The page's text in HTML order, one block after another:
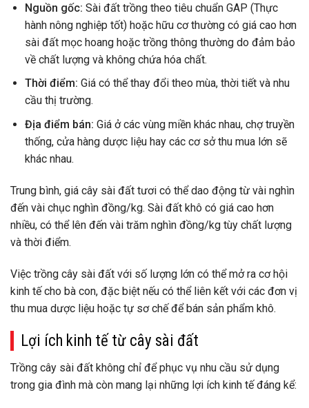
Nguồn gốc: Sài đất trồng theo tiêu chuẩn GAP (Thực
hành nông nghiệp tốt) hoặc hữu cơ thường có giá cao hơn
sài đất mọc hoang hoặc trồng thông thường do đảm bảo
về chất lượng và không chứa hóa chất.
Thời điểm: Giá có thể thay đổi theo mùa, thời tiết và nhu
cầu thị trường.
Địa điểm bán: Giá ở các vùng miền khác nhau, chợ truyền
thống, cửa hàng dược liệu hay các cơ sở thu mua lớn sẽ
khác nhau.
Trung bình, giá cây sài đất tươi có thể dao động từ vài nghìn
đến vài chục nghìn đồng/kg. Sài đất khô có giá cao hơn
nhiều, có thể lên đến vài trăm nghìn đồng/kg tùy chất lượng
và thời điểm.
Việc trồng cây sài đất với số lượng lớn có thể mở ra cơ hội
kinh tế cho bà con, đặc biệt nếu có thể liên kết với các đơn vị
thu mua dược liệu hoặc tự sơ chế để bán sản phẩm khô.
Lợi ích kinh tế từ cây sài đất
Trồng cây sài đất không chỉ để phục vụ nhu cầu sử dụng
trong gia đình mà còn mang lại những lợi ích kinh tế đáng kể: